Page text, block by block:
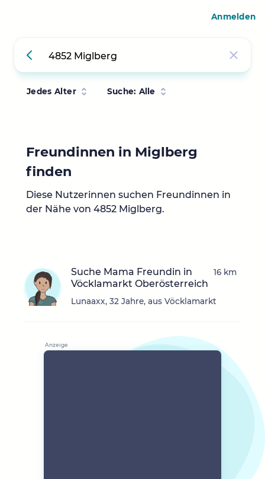
Jedes Alter Suche: Alle
Freundinnen in Miglberg
finden
Diese Nutzerinnen suchen Freundinnen in
der Nähe von 4852 Miglberg.
Suche Mama Freundin in
Vöcklamarkt Oberösterreich
Lunaaxx, 32 Jahre, aus Vöcklamarkt
16 km
Anmelden